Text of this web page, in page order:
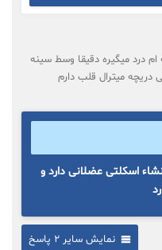
درد میگیره دقیقا وسط سینه
میترال قلب دارم
اسکلتی عضلانی دارد و
نمایش سایر 2 پاسخ